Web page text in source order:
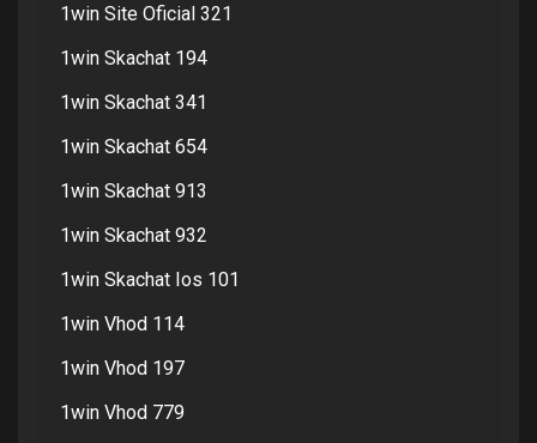
1win Site Oficial 321
1win Skachat 194
1win Skachat 341
1win Skachat 654
1win Skachat 913
1win Skachat 932
1win Skachat Ios 101
1win Vhod 114
1win Vhod 197
1win Vhod 779